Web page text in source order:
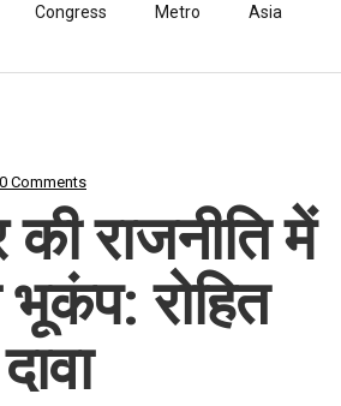
Congress Metro Asia
0 Comments
की राजनीति में
रोहित